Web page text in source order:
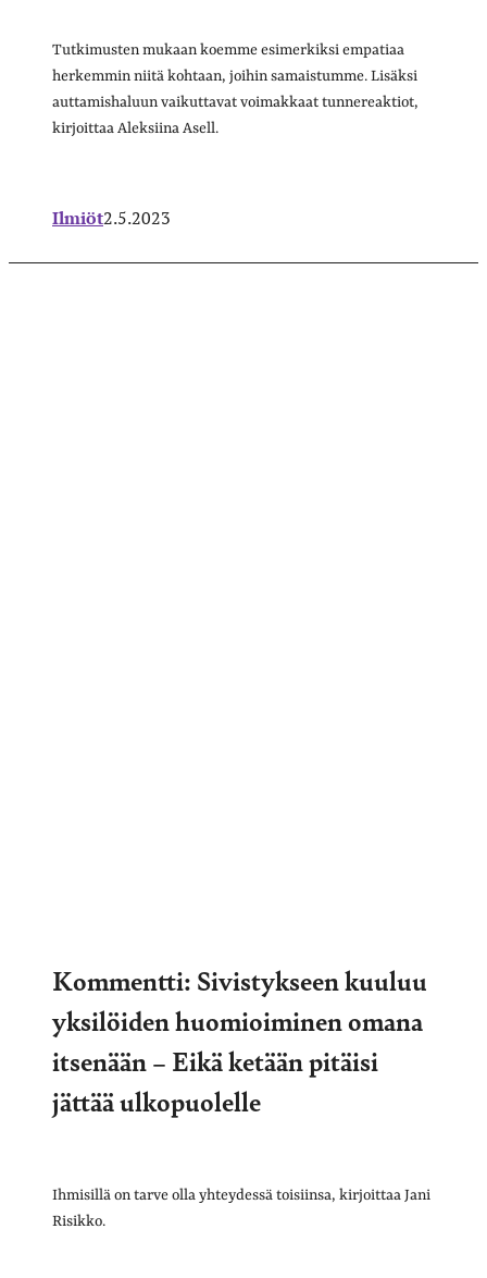
Tutkimusten mukaan koemme esimerkiksi empatiaa
herkemmin niitä kohtaan, joihin samaistumme. Lisäksi
auttamishaluun vaikuttavat voimakkaat tunnereaktiot,
kirjoittaa Aleksiina Asell.
Ilmiöt2.5.2023
Kommentti: Sivistykseen kuuluu
yksilöiden huomioiminen omana
itsenään – Eikä ketään pitäisi
jättää ulkopuolelle
Ihmisillä on tarve olla yhteydessä toisiinsa, kirjoittaa Jani
Risikko.